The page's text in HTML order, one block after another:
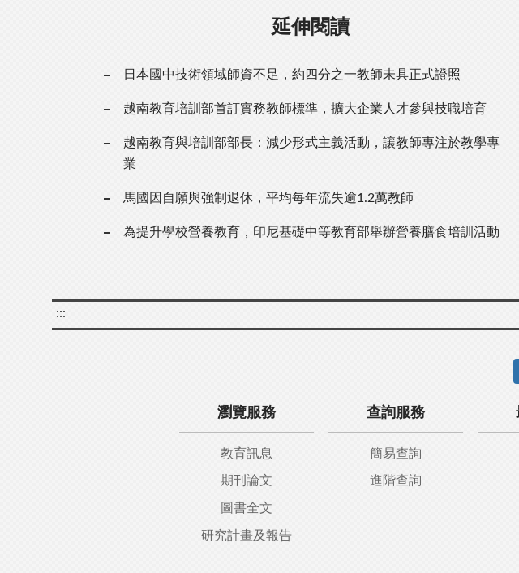
延伸閱讀
日本國中技術領域師資不足，約四分之一教師未具正式證照
越南教育培訓部首訂實務教師標準，擴大企業人才參與技職培育
越南教育與培訓部部長：減少形式主義活動，讓教師專注於教學專
業
馬國因自願與強制退休，平均每年流失逾1.2萬教師
為提升學校營養教育，印尼基礎中等教育部舉辦營養膳食培訓活動
:::
瀏覽服務
教育訊息
期刊論文
圖書全文
研究計畫及報告
查詢服務
簡易查詢
進階查詢